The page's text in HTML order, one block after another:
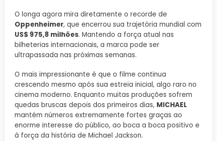
O longa agora mira diretamente o recorde de
Oppenheimer, que encerrou sua trajetória mundial com
US$ 975,8 milhões. Mantendo a força atual nas
bilheterias internacionais, a marca pode ser
ultrapassada nas próximas semanas.
O mais impressionante é que o filme continua
crescendo mesmo após sua estreia inicial, algo raro no
cinema moderno. Enquanto muitas produções sofrem
quedas bruscas depois dos primeiros dias, MICHAEL
mantém números extremamente fortes graças ao
enorme interesse do público, ao boca a boca positivo e
à força da história de Michael Jackson.